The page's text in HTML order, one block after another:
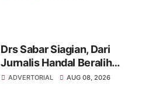
2
Drs Sabar Siagian, Dari
Jurnalis Handal Beralih
Profesi Jadi Kontraktor
ADVERTORIAL AUG 08, 2026